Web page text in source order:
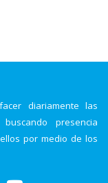
diariamente las
presencia
por medio de los